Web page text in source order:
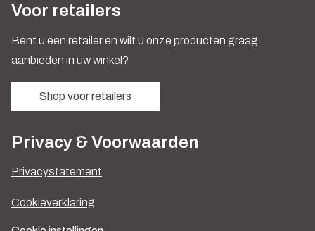
Voor retailers
Bent u een retailer en wilt u onze producten graag
aanbieden in uw winkel?
Shop voor retailers
Privacy & Voorwaarden
Privacystatement
Cookieverklaring